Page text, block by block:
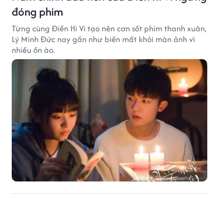
đóng phim
Từng cùng Điền Hi Vi tạo nên cơn sốt phim thanh xuân,
Lý Minh Đức nay gần như biến mất khỏi màn ảnh vì
nhiều ồn ào.